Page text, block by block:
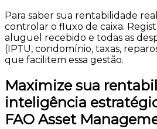
Para saber sua rentabilidade
controlar o fluxo de caixa.
aluguel recebido e todas as
(IPTU, condomínio, taxas,
que facilitem essa gestão.
Maximize sua
inteligência
FAO Asset